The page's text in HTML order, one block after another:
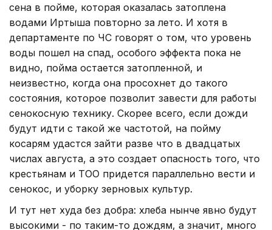
сена в пойме, которая оказалась затоплена
водами Иртыша повторно за лето. И хотя в
департаменте по ЧС говорят о том, что уровень
воды пошел на спад, особого эффекта пока не
видно, пойма остается затопленной, и
неизвестно, когда она просохнет до такого
состояния, которое позволит завести для работы
сенокосную технику. Скорее всего, если дожди
будут идти с такой же частотой, на пойму
косарям удастся зайти разве что в двадцатых
числах августа, а это создает опасность того, что
крестьянам и ТОО придется параллельно вести и
сенокос, и уборку зерновых культур.
И тут нет худа без добра: хлеба нынче явно будут
высокими - по таким-то дождям, а значит, много